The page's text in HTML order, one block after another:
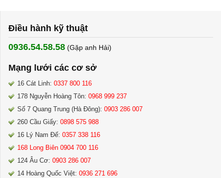
Điều hành kỹ thuật
0936.54.58.58 (Gặp anh Hải) ​
Mạng lưới các cơ sở
16 Cát Linh: 0337 800 116
178 Nguyễn Hoàng Tôn: 0968 999 237
Số 7 Quang Trung (Hà Đông): 0903 286 007
260 Cầu Giấy: 0898 575 988
16 Lý Nam Đế: 0357 338 116
168 Long Biên 0904 700 116
124 Âu Cơ: 0903 286 007
14 Hoàng Quốc Việt: 0936 271 696